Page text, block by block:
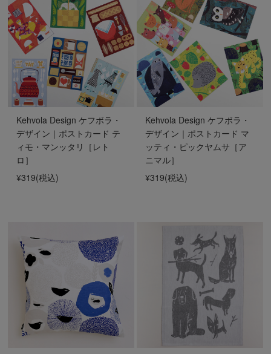
Kehvola Design ケフボラ・
デザイン｜ポストカード テ
ィモ・マンッタリ［レト
ロ］
¥319(税込)
Kehvola Design ケフボラ・
デザイン｜ポストカード マ
ッティ・ピックヤムサ［ア
ニマル］
¥319(税込)